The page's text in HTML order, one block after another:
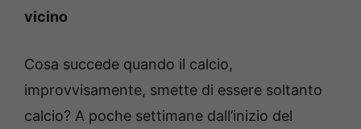
vicino
Cosa succede quando il calcio,
improvvisamente, smette di essere soltanto
calcio? A poche settimane dall’inizio del